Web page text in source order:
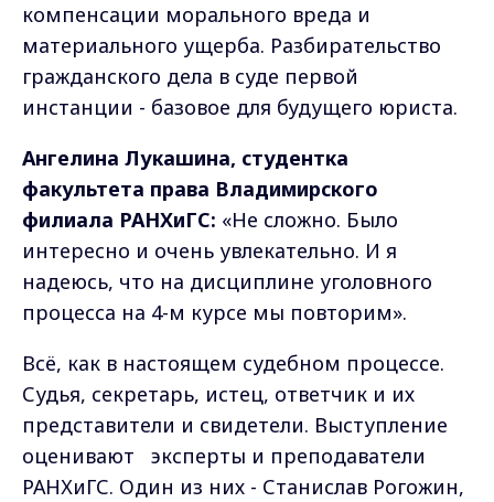
компенсации морального вреда и
материального ущерба. Разбирательство
гражданского дела в суде первой
инстанции - базовое для будущего юриста.
Ангелина Лукашина, студентка
факультета права Владимирского
филиала РАНХиГС: «Не сложно. Было
интересно и очень увлекательно. И я
надеюсь, что на дисциплине уголовного
процесса на 4-м курсе мы повторим».
Всё, как в настоящем судебном процессе.
Судья, секретарь, истец, ответчик и их
представители и свидетели. Выступление
оценивают эксперты и преподаватели
РАНХиГС. Один из них - Станислав Рогожин,